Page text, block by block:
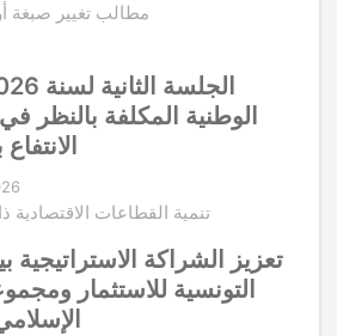
مطالب تغيير صبغة
الوطنية المكلفة بالنظر
تنمية القطاعات الاقتصادية
تعزيز الشراكة الاستراتيجية
التونسية للاستثمار